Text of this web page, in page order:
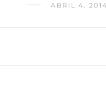
ABRIL 4, 2014